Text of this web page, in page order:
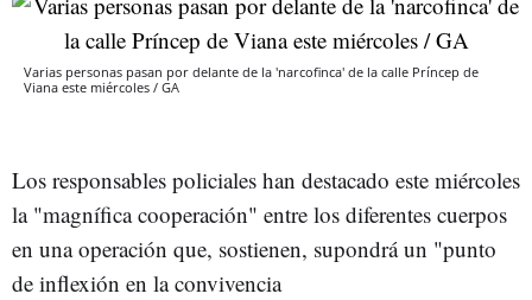
Varias personas pasan por delante de la 'narcofinca' de la calle Príncep de
Viana este miércoles / GA
Los responsables policiales han destacado este miércoles
la "magnífica cooperación" entre los diferentes cuerpos
en una operación que, sostienen, supondrá un "punto
de inflexión en la convivencia